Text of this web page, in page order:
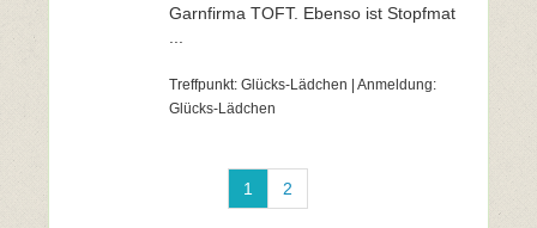
Garnfirma TOFT. Ebenso ist Stopfmat
Treffpunkt: Glücks-Lädchen | Anmeldung:
Glücks-Lädchen
1 2